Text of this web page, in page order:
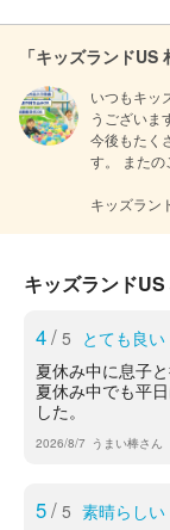
「キッズランド
いつもキッ
うございま
今後もたく
す。 またの
キッズラン
キッズランド
4/ 5 とても良い
夏休み中に息子
夏休み中でも平
した。
2026/8/7 うまい棒さん
5/ 5 素晴らしい